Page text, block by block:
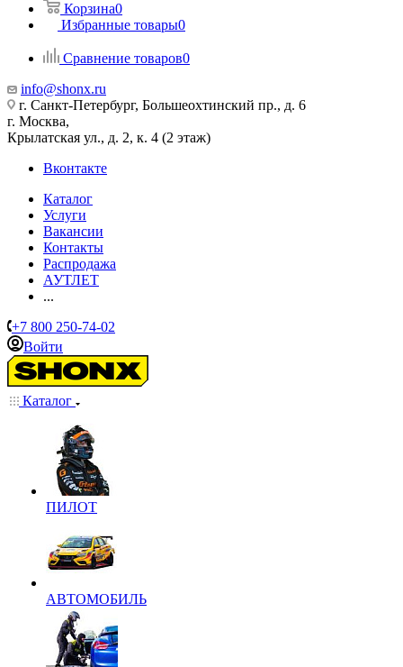
Корзина0
Избранные товары0
Сравнение товаров0
info@shonx.ru
г. Санкт-Петербург, Большеохтинский пр., д. 6
г. Москва,
Крылатская ул., д. 2, к. 4 (2 этаж)
Вконтакте
Каталог
Услуги
Вакансии
Контакты
Распродажа
АУТЛЕТ
...
+7 800 250-74-02
Войти
Каталог
ПИЛОТ
АВТОМОБИЛЬ